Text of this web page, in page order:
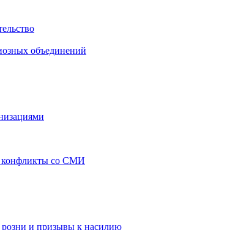
объединений
конфликты со СМИ
розни и призывы к насилию